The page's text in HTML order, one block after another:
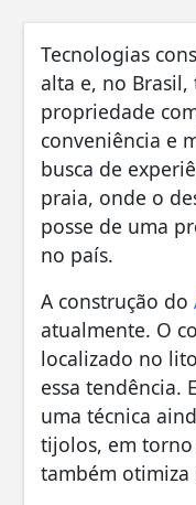
Tecnologias
alta e, no
propriedade
conveniência e
busca de
praia, onde o
posse de uma
no país.
A construção do
atualmente. O
localizado no
essa tendência.
uma técnica
tijolos, em torno
também otimiza